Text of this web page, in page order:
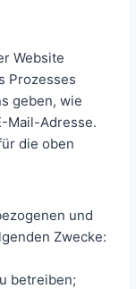
Website
Prozesses
geben, wie
Mail-Adresse.
die oben
und
Zwecke:
betreiben;